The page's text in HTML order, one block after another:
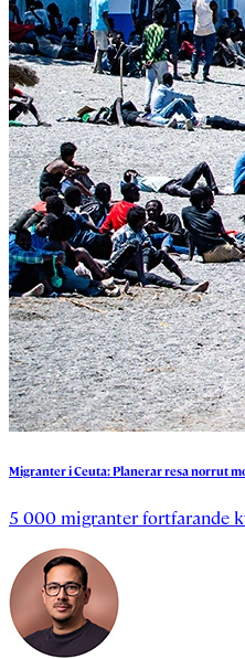
MigranteriCeuta:Planerarresanorrut
5 000 migranter fortfarande